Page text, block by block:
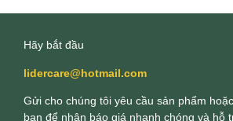
Hãy bắt đầu
lidercare@hotmail.com
Gửi cho chúng tôi yêu cầu sản phẩm
bạn để nhận báo giá nhanh chóng và hỗ